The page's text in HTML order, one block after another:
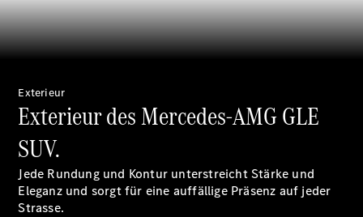
Übersicht
Reparatur
Service &
Accessories
Exterieur
Exterieur des Mercedes-AMG GLE
SUV.
Jede Rundung und Kontur unterstreicht Stärke und
Eleganz und sorgt für eine auffällige Präsenz auf jeder
Strasse.